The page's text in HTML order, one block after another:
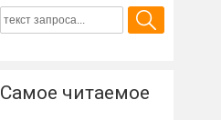
Самое читаемое